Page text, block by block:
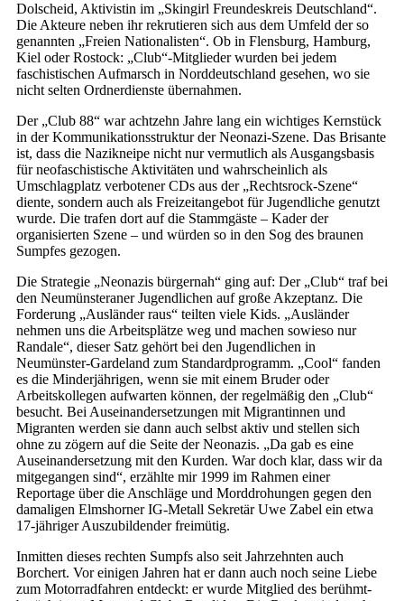
Dolscheid, Aktivistin im „Skingirl Freundeskreis Deutschland“.
Die Akteure neben ihr rekrutieren sich aus dem Umfeld der so
genannten „Freien Nationalisten“. Ob in Flensburg, Hamburg,
Kiel oder Rostock: „Club“-Mitglieder wurden bei jedem
faschistischen Aufmarsch in Norddeutschland gesehen, wo sie
nicht selten Ordnerdienste übernahmen.
Der „Club 88“ war achtzehn Jahre lang ein wichtiges Kernstück
in der Kommunikationsstruktur der Neonazi-Szene. Das Brisante
ist, dass die Nazi­kneipe nicht nur vermutlich als Ausgangsbasis
für neofaschistische Aktivitäten und wahrscheinlich als
Umschlagplatz verbotener CDs aus der „Rechtsrock-Szene“
diente, sondern auch als Freizeitangebot für Jugendliche genutzt
wurde. Die trafen dort auf die Stammgäste – Kader der
organisierten Szene – und würden so in den Sog des braunen
Sumpfes gezogen.
Die Strategie „Neonazis bürgernah“ ging auf: Der „Club“ traf bei
den Neumünsteraner Jugendlichen auf große Akzeptanz. Die
Forderung „Ausländer raus“ teilten viele Kids. „Ausländer
nehmen uns die Arbeitsplätze weg und machen sowieso nur
Randale“, dieser Satz gehört bei den Jugendlichen in
Neumünster-Gardeland zum Standardprogramm. „Cool“ fanden
es die Minderjährigen, wenn sie mit einem Bruder oder
Arbeitskollegen aufwarten können, der regelmäßig den „Club“
besucht. Bei Auseinandersetzungen mit Migrantinnen und
Migranten werden sie dann auch selbst aktiv und stellen sich
ohne zu zögern auf die Seite der Neonazis. „Da gab es eine
Auseinandersetzung mit den Kurden. War doch klar, dass wir da
mitgegangen sind“, erzählte mir 1999 im Rahmen einer
Reportage über die Anschläge und Morddrohungen gegen den
damaligen Elmshorner IG-Metall Sekretär Uwe Zabel ein etwa
17-jähriger Auszubildender freimütig.
Inmitten dieses rechten Sumpfs also seit Jahrzehnten auch
Borchert. Vor einigen Jahren hat er dann auch noch seine Liebe
zum Motorradfahren entdeckt: er wurde Mitglied des berühmt-